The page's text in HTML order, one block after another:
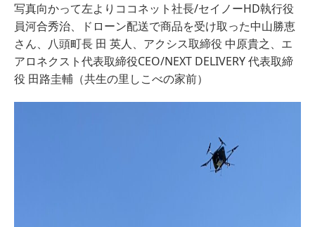
写真向かって左よりココネット社長/セイノーHD執行役
員河合秀治、ドローン配送で商品を受け取った中山勝恵
さん、八頭町長 田 英人、アクシス取締役 中原貴之、エ
アロネクスト代表取締役CEO/NEXT DELIVERY 代表取締
役 田路圭輔（共生の里しこべの家前）